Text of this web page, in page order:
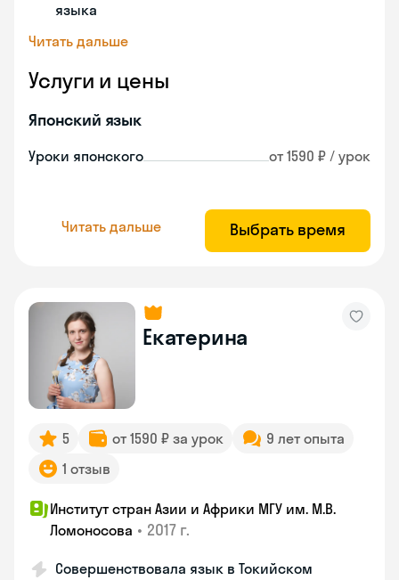
языка
Читать дальше
Услуги и цены
Японский язык
Уроки японского от 1590 ₽ / урок
Читать дальше Выбрать время
Екатерина
5 от 1590 ₽ за урок
9 лет опыта
1 отзыв
Институт стран Азии и Африки МГУ им. М.В.
Ломоносова • 2017 г.
Совершенствовала язык в Токийском